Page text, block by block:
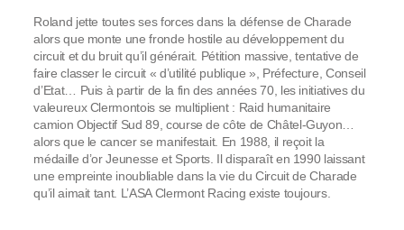
Roland jette toutes ses forces dans la défense de Charade
alors que monte une fronde hostile au développement du
circuit et du bruit qu’il générait. Pétition massive, tentative de
faire classer le circuit « d’utilité publique », Préfecture, Conseil
d’Etat… Puis à partir de la fin des années 70, les initiatives du
valeureux Clermontois se multiplient : Raid humanitaire
camion Objectif Sud 89, course de côte de Châtel-Guyon…
alors que le cancer se manifestait. En 1988, il reçoit la
médaille d’or Jeunesse et Sports. Il disparaît en 1990 laissant
une empreinte inoubliable dans la vie du Circuit de Charade
qu’il aimait tant. L’ASA Clermont Racing existe toujours.